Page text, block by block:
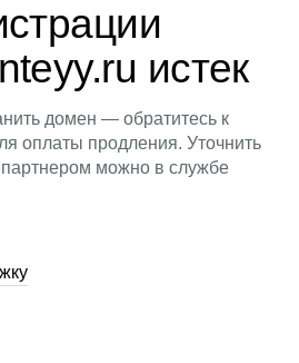
истек
домен — обратитесь к
оплаты продления. Уточнить
партнером можно в службе